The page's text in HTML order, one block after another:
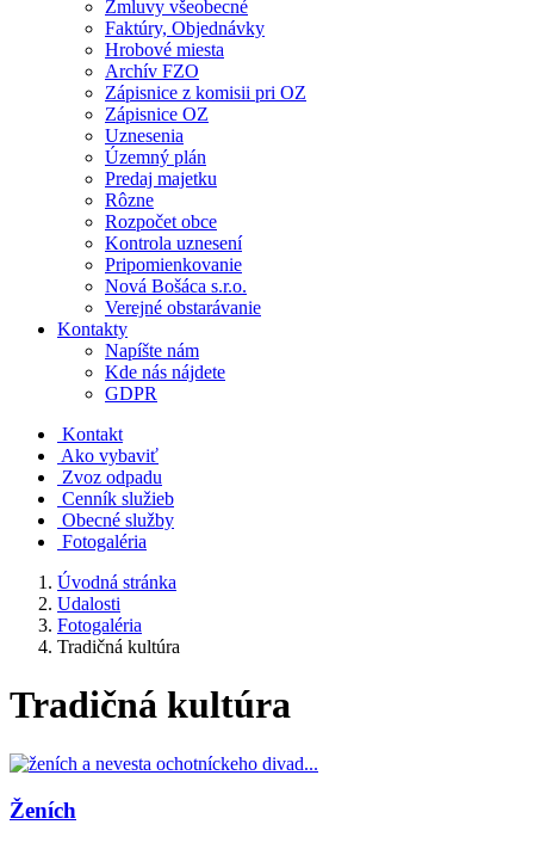
Zmluvy všeobecné
Faktúry, Objednávky
Hrobové miesta
Archív FZO
Zápisnice z komisii pri OZ
Zápisnice OZ
Uznesenia
Územný plán
Predaj majetku
Rôzne
Rozpočet obce
Kontrola uznesení
Pripomienkovanie
Nová Bošáca s.r.o.
Verejné obstarávanie
Kontakty
Napíšte nám
Kde nás nájdete
GDPR
Kontakt
Ako vybaviť
Zvoz odpadu
Cenník služieb
Obecné služby
Fotogaléria
Úvodná stránka
Udalosti
Fotogaléria
Tradičná kultúra
Tradičná kultúra
Ženích